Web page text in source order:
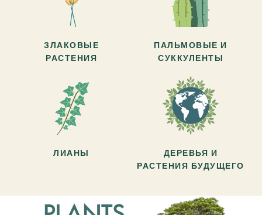
ЗЛАКОВЫЕ
РАСТЕНИЯ
ПАЛЬМОВЫЕ И
СУККУЛЕНТЫ
ЛИАНЫ
ДЕРЕВЬЯ И
РАСТЕНИЯ БУДУЩЕГО